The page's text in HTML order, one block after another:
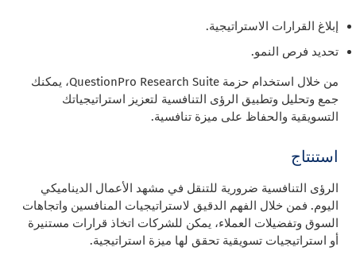
إبلاغ القرارات الاستراتيجية.
تحديد فرص النمو.
من خلال استخدام حزمة QuestionPro Research Suite، يمكنك
جمع وتحليل وتطبيق الرؤى التنافسية لتعزيز استراتيجياتك
التسويقية والحفاظ على ميزة تنافسية.
استنتاج
الرؤى التنافسية ضرورية للتنقل في مشهد الأعمال الديناميكي
اليوم. فمن خلال الفهم الدقيق لاستراتيجيات المنافسين واتجاهات
السوق وتفضيلات العملاء، يمكن للشركات اتخاذ قرارات مستنيرة
أو استراتيجيات تسويقية تحقق لها ميزة استراتيجية.